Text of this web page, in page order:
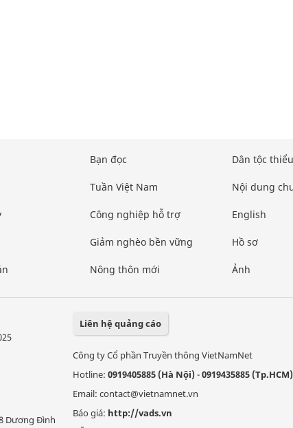
Bạn đọc
Tuần Việt Nam
Công nghiệp hỗ trợ
Giảm nghèo bền vững
Nông thôn mới
Dân tộc
Nội dung
English
Hồ sơ
Ảnh
Dương Đình
Liên hệ quảng cáo
Công ty Cổ phần Truyền thông VietNamNet
Hotline: 0919405885 (Hà Nội)-0919435885 (Tp.HCM)
Email: contact@vietnamnet.vn
Báo giá: http://vads.vn